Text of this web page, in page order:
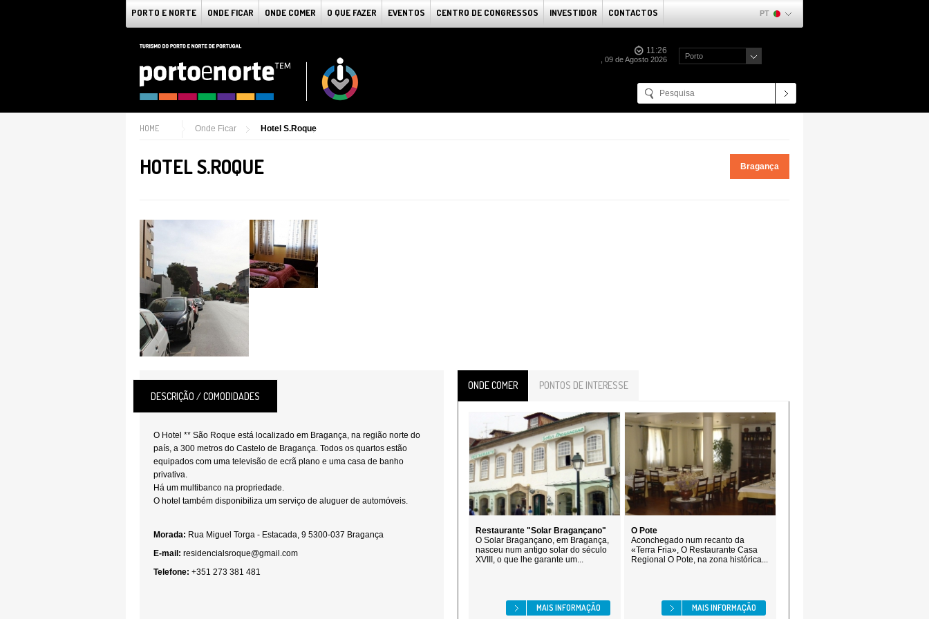
PORTO E NORTE ONDE FICAR ONDE COMER O QUE FAZER EVENTOS CENTRO DE CONGRESSOS INVESTIDOR CONTACTOS PT
11:26
, 09 de Agosto 2026 Porto
HOME Onde Ficar Hotel S.Roque
HOTEL S.ROQUE Bragança
DESCRIÇÃO / COMODIDADES
O Hotel ** São Roque está localizado em Bragança, na região norte do
país, a 300 metros do Castelo de Bragança. Todos os quartos estão
equipados com uma televisão de ecrã plano e uma casa de banho
privativa.
Há um multibanco na propriedade.
O hotel também disponibiliza um serviço de aluguer de automóveis.
Morada: Rua Miguel Torga - Estacada, 9 5300-037 Bragança
E-mail: residencialsroque@gmail.com
Telefone: +351 273 381 481
ONDE COMER PONTOS DE INTERESSE
Restaurante "Solar Bragançano"
O Solar Bragançano, em Bragança,
nasceu num antigo solar do século
XVIII, o que lhe garante um...
MAIS INFORMAÇÃO
O Pote
Aconchegado num recanto da
«Terra Fria», O Restaurante Casa
Regional O Pote, na zona histórica...
MAIS INFORMAÇÃO